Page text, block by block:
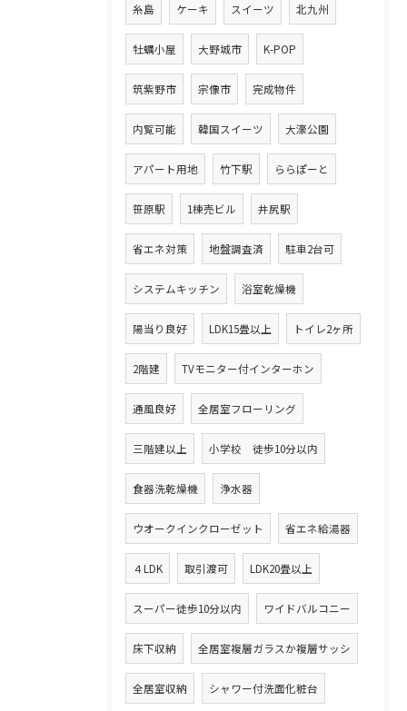
糸島 ケーキ スイーツ 北九州
牡蠣小屋 大野城市 K-POP
筑紫野市 宗像市 完成物件
内覧可能 韓国スイーツ 大濠公園
アパート用地 竹下駅 ららぽーと
笹原駅 1棟売ビル 井尻駅
省エネ対策 地盤調査済 駐車2台可
システムキッチン 浴室乾燥機
陽当り良好 LDK15畳以上 トイレ2ヶ所
2階建 TVモニター付インターホン
通風良好 全居室フローリング
三階建以上 小学校 徒歩10分以内
食器洗乾燥機 浄水器
ウオークインクローゼット 省エネ給湯器
４LDK 取引渡可 LDK20畳以上
スーパー徒歩10分以内 ワイドバルコニー
床下収納 全居室複層ガラスか複層サッシ
全居室収納 シャワー付洗面化粧台